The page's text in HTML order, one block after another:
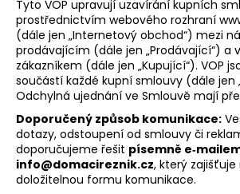
Tyto VOP upravují uzavírání kupních
prostřednictvím webového rozhraní
(dále jen „Internetový obchod“) mezi
prodávajícím (dále jen „Prodávající“) a
zákazníkem (dále jen „Kupující“). VOP
součástí každé kupní smlouvy (dále jen
Odchylná ujednání ve Smlouvě mají
Doporučený způsob komunikace:
dotazy, odstoupení od smlouvy či
doporučujeme řešit písemně
info@domacireznik.cz, který
doložitelnou formu komunikace.
e
n
a
j
í
t
?